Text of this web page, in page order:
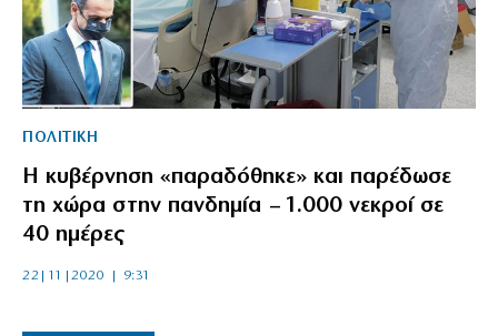
ΠΟΛΙΤΙΚΗ
Η κυβέρνηση «παραδόθηκε» και παρέδωσε
τη χώρα στην πανδημία – 1.000 νεκροί σε
40 ημέρες
22|11|2020 | 9:31